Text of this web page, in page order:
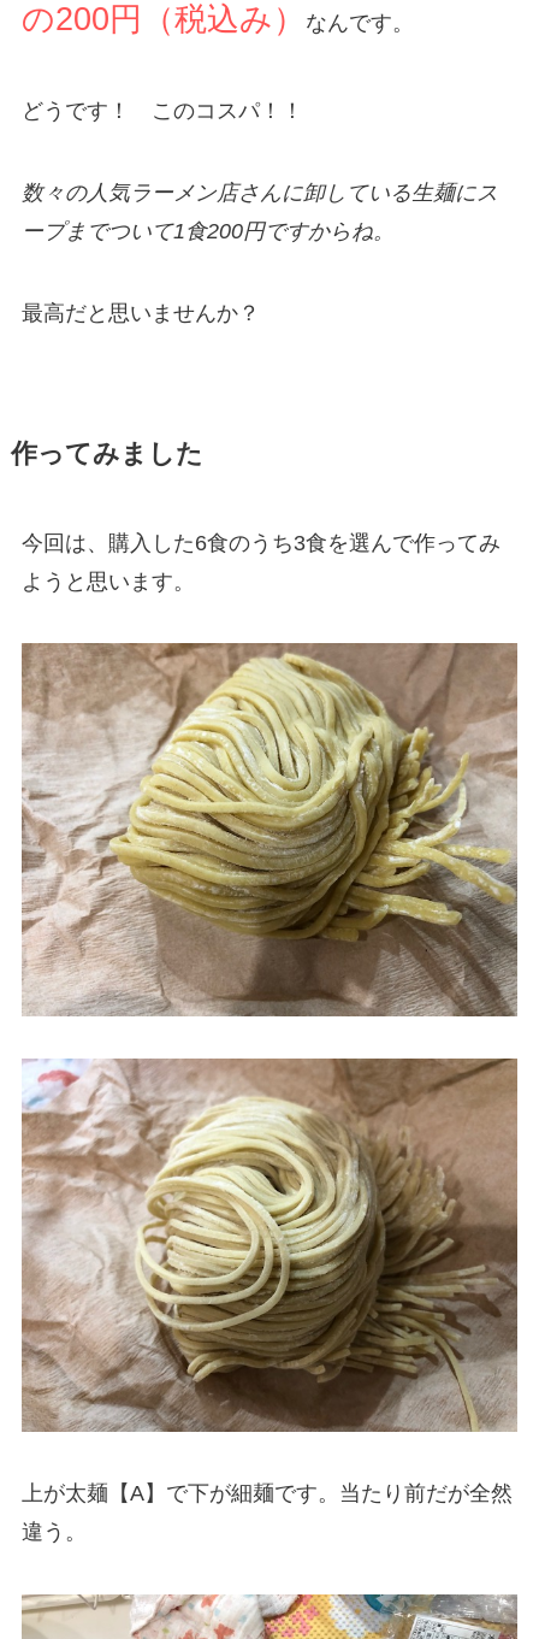
の200円（税込み）
なんです。
どうです！ このコスパ！！
数々の人気ラーメン店さんに卸している生麺にス
ープまでついて1食200円ですからね。
最高だと思いませんか？
作ってみました
今回は、購入した6食のうち3食を選んで作ってみ
ようと思います。
上が太麺【A】で下が細麺です。当たり前だが全然
違う。